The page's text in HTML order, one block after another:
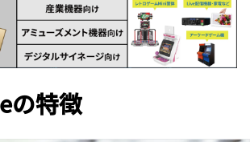
の特徴